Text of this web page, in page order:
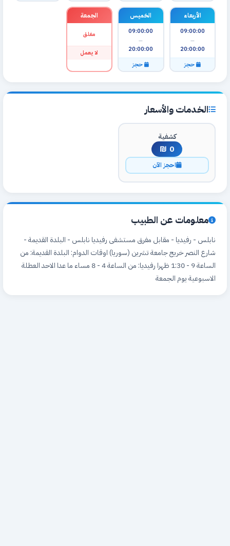
الأربعاء
09:00:00
—
20:00:00
حجز
الخميس
09:00:00
—
20:00:00
حجز
الجمعة
مغلق
لا يعمل
الخدمات والأسعار
كشفية
0 ₪
احجز الآن
معلومات عن الطبيب
نابلس - رفيديا - مقابل مفرق مستشفى رفيديا نابلس - البلدة القديمة -
شارع النصر خريج جامعة تشرين (سوريا) اوقات الدوام: البلدة القديمة: من
الساعة 9 - 1:30 ظهرا رفيديا: من الساعة 4 - 8 مساء ما عدا الاحد العطلة
الاسبوعية يوم الجمعة